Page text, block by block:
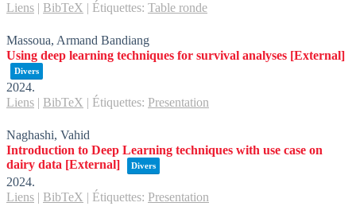
Liens | BibTeX | Étiquettes: Table ronde
Massoua, Armand Bandiang
Using deep learning techniques for survival analyses [External]
Divers
2024.
Liens | BibTeX | Étiquettes: Presentation
Naghashi, Vahid
Introduction to Deep Learning techniques with use case on
dairy data [External] Divers
2024.
Liens | BibTeX | Étiquettes: Presentation